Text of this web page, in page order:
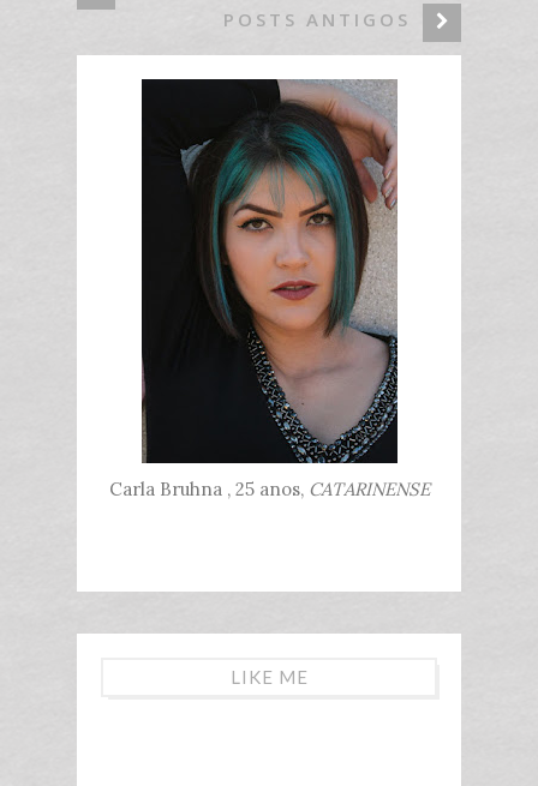
POSTS ANTIGOS
Carla Bruhna , 25 anos, CATARINENSE
LIKE ME